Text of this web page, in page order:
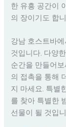
한 유흥 공간이
의 장이기도 합
강남 호스트바
것입니다. 다양
순간을 만들어
의 접촉을 통해
지 마세요. 특별
를 찾아 특별한
선물이 될 것입